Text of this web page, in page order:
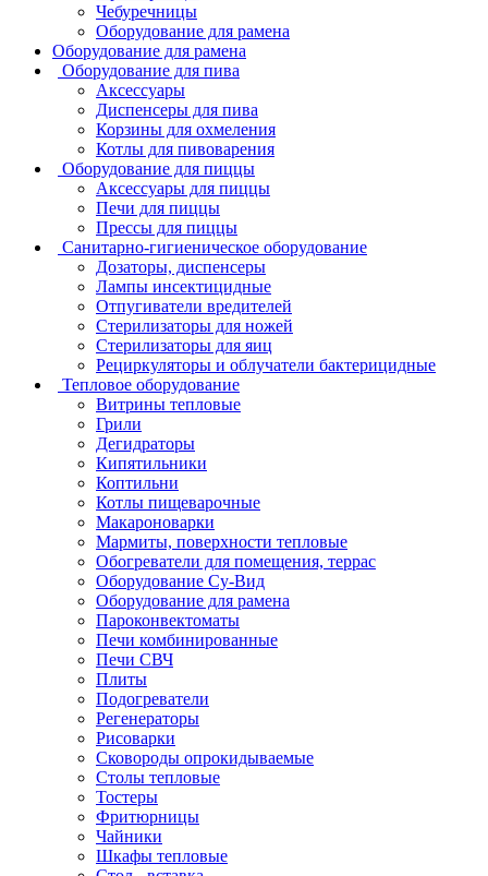
Чебуречницы
Оборудование для рамена
Оборудование для рамена
Оборудование для пива
Аксессуары
Диспенсеры для пива
Корзины для охмеления
Котлы для пивоварения
Оборудование для пиццы
Аксессуары для пиццы
Печи для пиццы
Прессы для пиццы
Санитарно-гигиеническое оборудование
Дозаторы, диспенсеры
Лампы инсектицидные
Отпугиватели вредителей
Стерилизаторы для ножей
Стерилизаторы для яиц
Рециркуляторы и облучатели бактерицидные
Тепловое оборудование
Витрины тепловые
Грили
Дегидраторы
Кипятильники
Коптильни
Котлы пищеварочные
Макароноварки
Мармиты, поверхности тепловые
Обогреватели для помещения, террас
Оборудование Су-Bид
Оборудование для рамена
Пароконвектоматы
Печи комбинированные
Печи СВЧ
Плиты
Подогреватели
Регенераторы
Рисоварки
Сковороды опрокидываемые
Столы тепловые
Тостеры
Фритюрницы
Чайники
Шкафы тепловые